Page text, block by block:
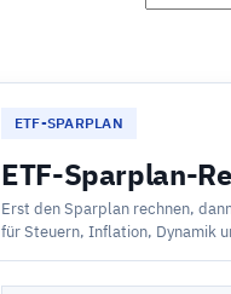
ETF-SPARPLAN
ETF-Sparplan-
Erst den Sparplan rechnen,
für Steuern, Inflation, Dynamik